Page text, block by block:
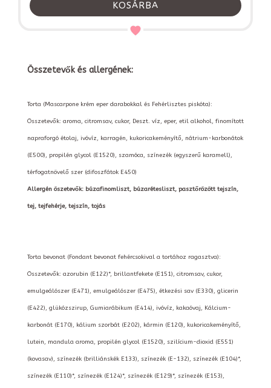
KOSÁRBA
Összetevők és allergének:
Torta (Mascarpone krém eper darabokkal és Fehérlisztes piskóta):
Összetevők: aroma, citromsav, cukor, Deszt. víz, eper, etil alkohol, finomított
napraforgó étolaj, ivóvíz, karragén, kukoricakeményítő, nátrium-karbonátok
(E500), propilén glycol (E1520), szamóca, színezék (egyszerű karamell),
térfogatnövelő szer (difoszfátok E450)
Allergén öszetevők: búzafinomliszt, búzarétesliszt, pasztőrözött tejszín,
tej, tejfehérje, tejszín, tojás
Torta bevonat (Fondant bevonat fehércsokival a tortához ragasztva):
Összetevők: azorubin (E122)*, brillantfekete (E151), citromsav, cukor,
emulgeálószer (E471), emulgeálószer (E475), étkezési sav (E330), glicerin
(E422), glükózszirup, Gumiarábikum (E414), ivóvíz, kakaóvaj, Kálcium-
karbonát (E170), kálium szorbát (E202), kármin (E120), kukoricakeményítő,
lutein, mandula aroma, propilén glycol (E1520), szilícium-dioxid (E551)
(kovasav), színezék (brilliánskék E133), színezék (E-132), színezék (E104)*,
színezék (E110)*, színezék (E124)*, színezék (E129)*, színezék (E153),